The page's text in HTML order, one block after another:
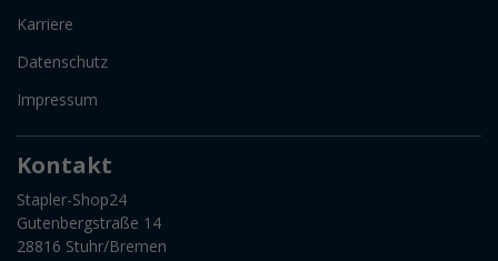
Karriere
Datenschutz
Impressum
Kontakt
Stapler-Shop24
Gutenbergstraße 14
28816 Stuhr/Bremen